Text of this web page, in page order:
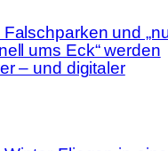
und
ums Eck“ werden
– und digitaler